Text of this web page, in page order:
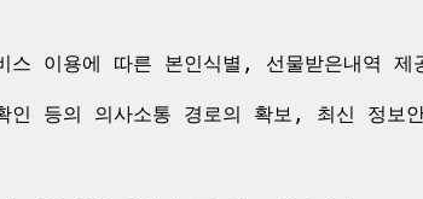
이용에 따른 본인식별, 선물받은내역 제
등의 의사소통 경로의 확보, 최신 정보